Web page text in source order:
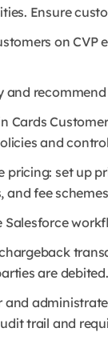
Ensure
on
and
Cards
and
pricing: set up
and fee
Salesforce
are debited.
and
trail and